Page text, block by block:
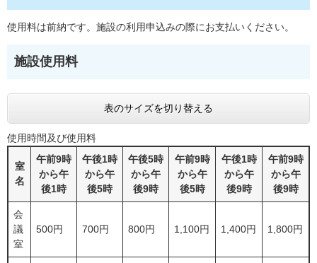
使用料は前納です。施設の利用申込みの際にお支払いください。
施設使用料
表のサイズを切り替える
使用時間及び使用料
室
名
午前9時
から午
後1時
午後1時
から午
後5時
午後5時
から午
後9時
午前9時
から午
後5時
午後1時
から午
後9時
午前9時
から午
後9時
会
議
室
500円 700円 800円 1,100円 1,400円 1,800円